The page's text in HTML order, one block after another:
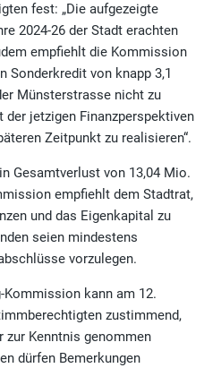
fest: „Die aufgezeigte
2024-26 der Stadt erachten
empfiehlt die Kommission
Sonderkredit von knapp 3,1
Münsterstrasse nicht zu
der jetzigen Finanzperspektiven
Zeitpunkt zu realisieren“.
Gesamtverlust von 13,04 Mio.
empfiehlt dem Stadtrat,
und das Eigenkapital zu
seien mindestens
vorzulegen.
kann am 12.
zustimmend,
zur Kenntnis genommen
dürfen Bemerkungen